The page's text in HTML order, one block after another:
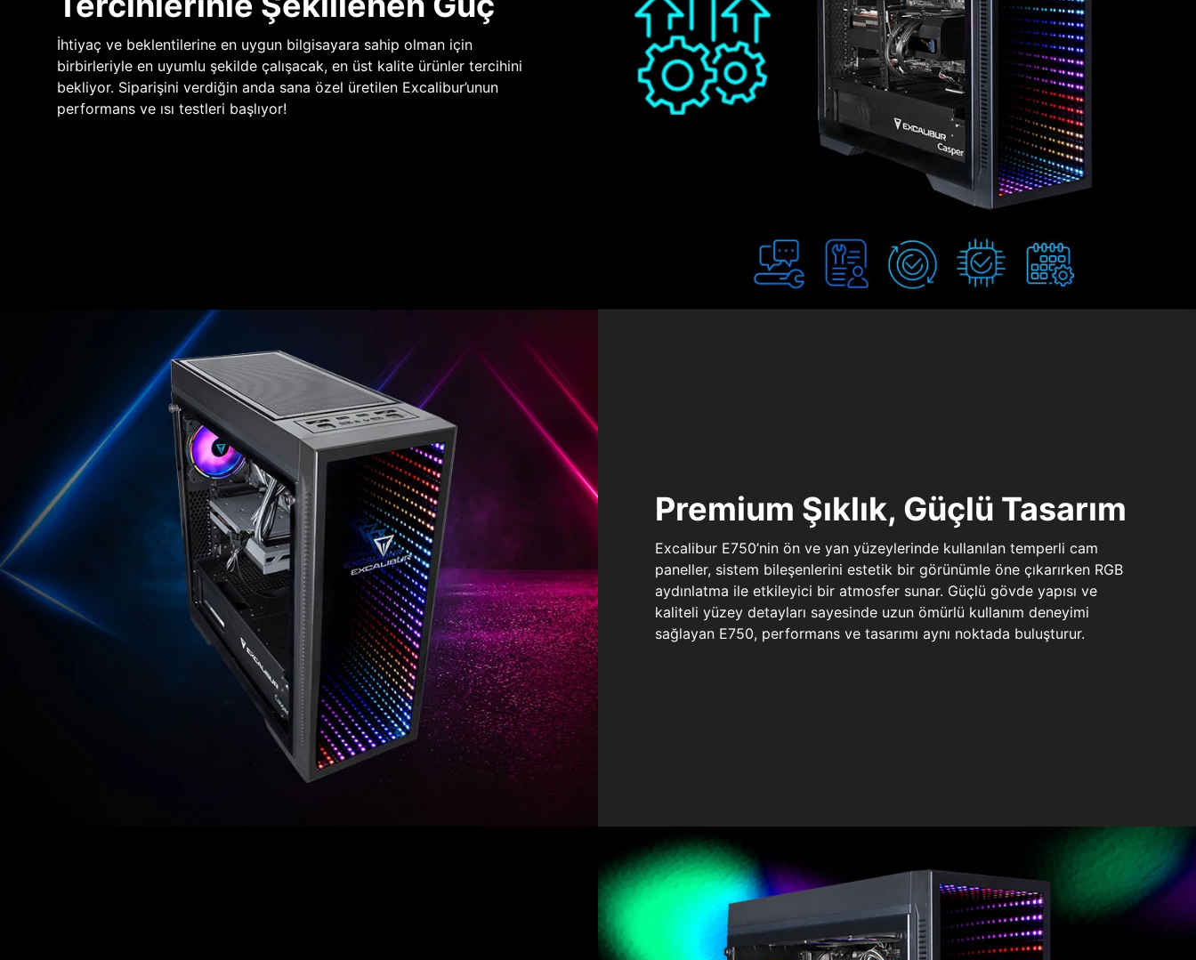
İhtiyaç ve beklentilerine en uygun bilgisayara sahip olman için
birbirleriyle en uyumlu şekilde çalışacak, en üst kalite ürünler tercihini
bekliyor. Siparişini verdiğin anda sana özel üretilen Excalibur’unun
performans ve ısı testleri başlıyor!
Premium Şıklık, Güçlü Tasarım
Excalibur E750’nin ön ve yan yüzeylerinde kullanılan temperli cam
paneller, sistem bileşenlerini estetik bir görünümle öne çıkarırken RGB
aydınlatma ile etkileyici bir atmosfer sunar. Güçlü gövde yapısı ve
kaliteli yüzey detayları sayesinde uzun ömürlü kullanım deneyimi
sağlayan E750, performans ve tasarımı aynı noktada buluşturur.